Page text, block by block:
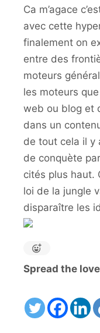
Ca m’agace
avec cette
finalement on
entre des
moteurs
les moteurs
web ou blog et
dans un
de tout cela il y
de conquète
cités plus haut.
loi de la jungle
disparaître les
Spread the love